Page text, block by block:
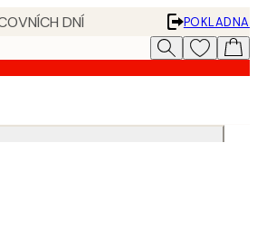
DNÍ
POKLADNA